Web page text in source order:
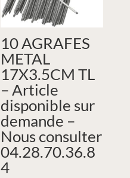
10 AGRAFES
METAL
17X3.5CM TL
– Article
disponible sur
demande –
Nous consulter
04.28.70.36.8
4